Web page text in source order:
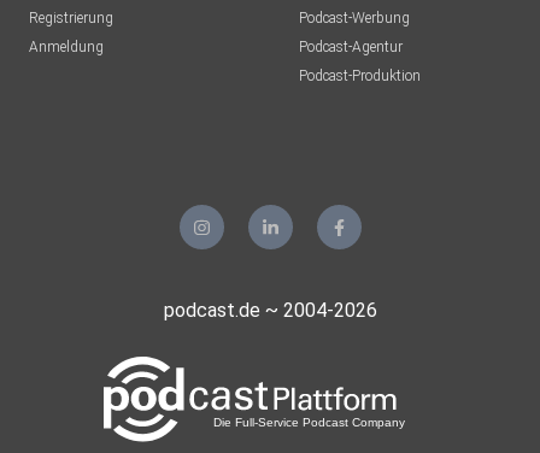
Registrierung
Anmeldung
Podcast-Werbung
Podcast-Agentur
Podcast-Produktion
podcast.de ~ 2004-2026